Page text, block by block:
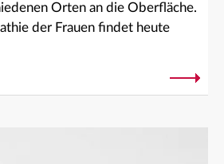
Orten an die Oberfläche.
der Frauen findet heute